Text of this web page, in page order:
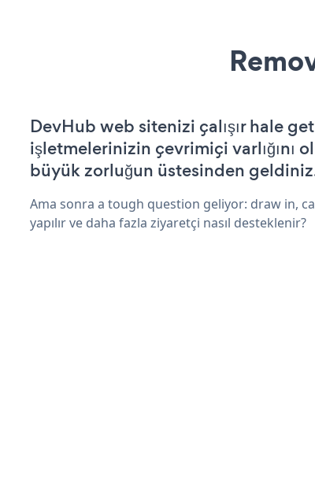
DevHub web sitenizi çalışır hale
işletmelerinizin çevrimiçi varlığını
büyük zorluğun üstesinden
Ama sonra a tough question geliyor: draw in,
yapılır ve daha fazla ziyaretçi nasıl desteklenir?